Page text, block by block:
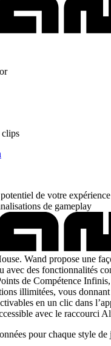
clips
de votre
de gameplay
Wand propose une
avec des fonctionnalités
de Compétence
illimitées, vous
en un clic dans
avec le raccourci
pour chaque style de